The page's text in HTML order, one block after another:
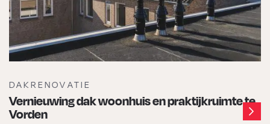
DAKRENOVATIE
Vernieuwing dak woonhuis en praktijkruimte te
Vorden